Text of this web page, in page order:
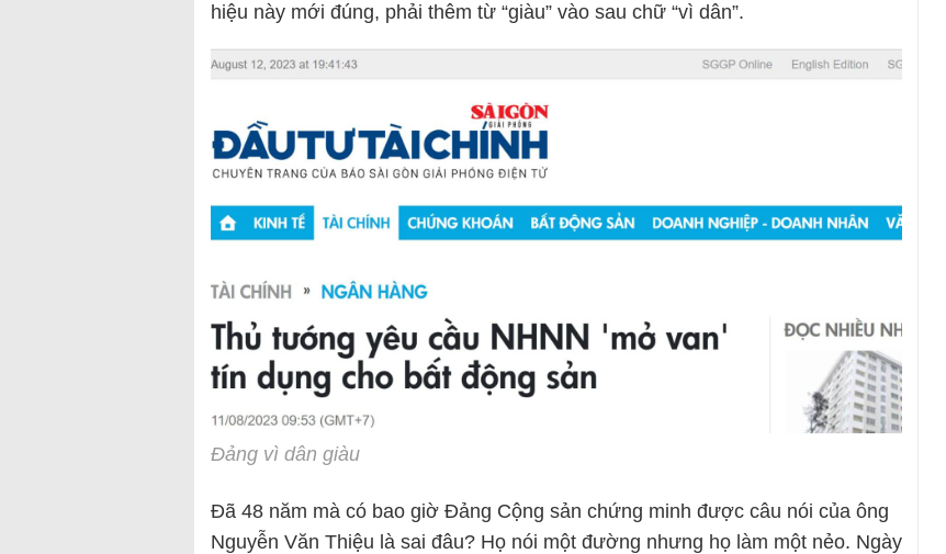
hiệu này mới đúng, phải thêm từ “giàu” vào sau chữ “vì dân”.
Đảng vì dân giàu
Đã 48 năm mà có bao giờ Đảng Cộng sản chứng minh được câu nói của ông
Nguyễn Văn Thiệu là sai đâu? Họ nói một đường nhưng họ làm một nẻo. Ngày